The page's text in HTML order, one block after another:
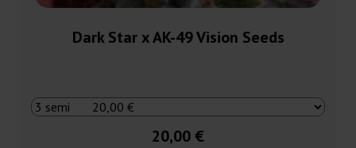
Dark Star x AK-49 Vision Seeds
20,00 €